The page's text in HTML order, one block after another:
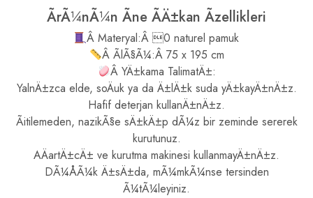
ÃrÃ¼nÃ¼n Ãne ÃÄ±kan Ãzellikleri
Â Materyal:Â 0 naturel pamuk
Â ÃlÃ§Ã¼:Â 75 x 195 cm
Â YÄ±kama TalimatÄ±:
YalnÄ±zca elde, soÄuk ya da Ä±lÄ±k suda yÄ±kayÄ±nÄ±z.
Hafif deterjan kullanÄ±nÄ±z.
Ãitilemeden, nazikÃ§e sÄ±kÄ±p dÃ¼z bir zeminde sererek
kurutunuz.
AÄartÄ±cÄ± ve kurutma makinesi kullanmayÄ±nÄ±z.
DÃ¼ÅÃ¼k Ä±sÄ±da, mÃ¼mkÃ¼nse tersinden
Ã¼tÃ¼leyiniz.